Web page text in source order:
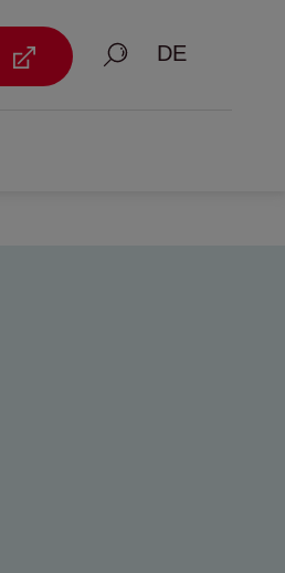
Suche